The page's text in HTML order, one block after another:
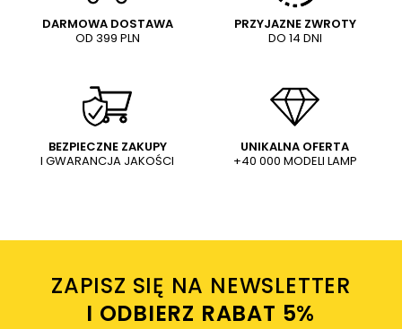
Treść twojej opinii
Dodaj własne zdjęcie produktu:
Twoje imię
Twój email
DARMOWA DOSTAWA
OD 399 PLN
PRZYJAZNE ZWROTY
DO 14 DNI
BEZPIECZNE ZAKUPY
I GWARANCJA JAKOŚCI
UNIKALNA OFERTA
+40 000 MODELI LAMP
ZAPISZ SIĘ NA NEWSLETTER
I ODBIERZ RABAT 5%ㅤ